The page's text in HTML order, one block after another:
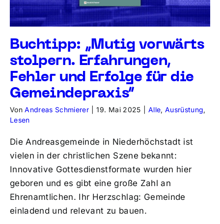
Buchtipp: „Mutig vorwärts
stolpern. Erfahrungen,
Fehler und Erfolge für die
Gemeindepraxis“
VonAndreas Schmierer 19. Mai 2025 Alle, Ausrüstung,
Lesen
Die Andreasgemeinde in Niederhöchstadt ist
vielen in der christlichen Szene bekannt:
Innovative Gottesdienstformate wurden hier
geboren und es gibt eine große Zahl an
Ehrenamtlichen. Ihr Herzschlag: Gemeinde
einladend und relevant zu bauen.